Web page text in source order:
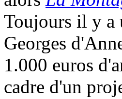
Toujours il y a
Georges
1.000 euros
cadre d'un